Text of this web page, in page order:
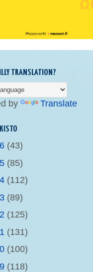
TRANSLATION?
by Translate
(43)
(85)
(112)
(89)
(125)
(131)
(100)
(118)